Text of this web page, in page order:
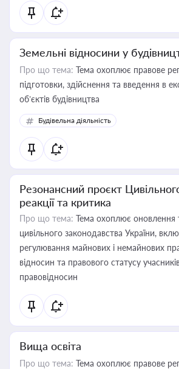
Земельні відносини у
Про що тема: Тема охоплює правове
підготовки, здійснення та введення в
об’єктів будівництва
Будівельна діяльність
Резонансний проєкт
реакції та критика
Про що тема: Тема охоплює оновлення
цивільного законодавства України,
регулювання майнових і немайнових
відносин та правового статусу
правовідносин
Вища освіта
Про що тема: Тема охоплює правове